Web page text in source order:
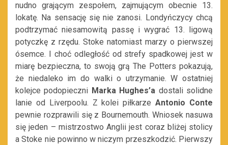
nudno grającym zespołem, zajmującym obecnie 13.
lokatę. Na sensację się nie zanosi. Londyńczycy chcą
podtrzymać niesamowitą passę i wygrać 13. ligową
potyczkę z rzędu. Stoke natomiast marzy o pierwszej
ósemce. I choć odległość od strefy spadkowej jest w
miarę bezpieczna, to swoją grą The Potters pokazują,
że niedaleko im do walki o utrzymanie. W ostatniej
kolejce podopieczni Marka Hughes’a dostali solidne
lanie od Liverpoolu. Z kolei piłkarzeAntonio Conte
pewnie rozprawili się z Bournemouth. Wniosek nasuwa
się jeden – mistrzostwo Anglii jest coraz bliżej stolicy
a Stoke nie powinno w niczym przeszkodzić. Pierwszy